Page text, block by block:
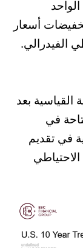
الواحد
أسعار
الفيدرالي.
القياسية بعد
في
في تقديم